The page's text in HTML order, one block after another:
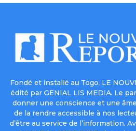
Fondé et installé au Togo, LE
édité par GENIAL LIS MEDIA. Le
donner une conscience et une
de la rendre accessible à nos
d’être au service de l’information.